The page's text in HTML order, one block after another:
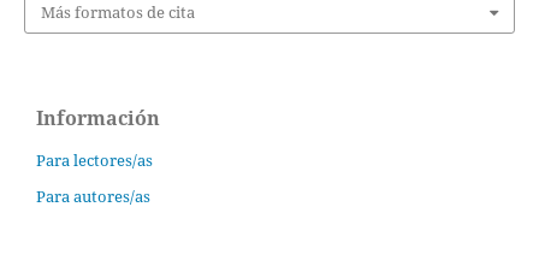
Más formatos de cita
Información
Para lectores/as
Para autores/as